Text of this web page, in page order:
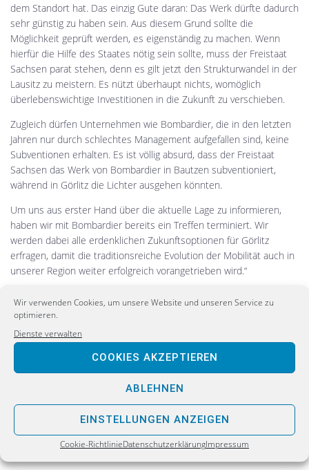
Wir verwenden Cookies, um unsere Website und unseren Service zu
optimieren.
Dienste verwalten
COOKIES AKZEPTIEREN
ABLEHNEN
EINSTELLUNGEN ANZEIGEN
Cookie-RichtlinieDatenschutzerklärungImpressum
dem Standort hat. Das einzig Gute daran: Das Werk dürfte dadurch
sehr günstig zu haben sein. Aus diesem Grund sollte die
Möglichkeit geprüft werden, es eigenständig zu machen. Wenn
hierfür die Hilfe des Staates nötig sein sollte, muss der Freistaat
Sachsen parat stehen, denn es gilt jetzt den Strukturwandel in der
Lausitz zu meistern. Es nützt überhaupt nichts, womöglich
überlebenswichtige Investitionen in die Zukunft zu verschieben.
Zugleich dürfen Unternehmen wie Bombardier, die in den letzten
Jahren nur durch schlechtes Management aufgefallen sind, keine
Subventionen erhalten. Es ist völlig absurd, dass der Freistaat
Sachsen das Werk von Bombardier in Bautzen subventioniert,
während in Görlitz die Lichter ausgehen könnten.
Um uns aus erster Hand über die aktuelle Lage zu informieren,
haben wir mit Bombardier bereits ein Treffen terminiert. Wir
werden dabei alle erdenklichen Zukunftsoptionen für Görlitz
erfragen, damit die traditionsreiche Evolution der Mobilität auch in
unserer Region weiter erfolgreich vorangetrieben wird.“
Innere Sicherheit: Jetzt schreibt auch noch die
SPD von der AfD ab